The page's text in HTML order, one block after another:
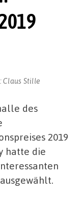
Claus Stille
des
2019
hatte die